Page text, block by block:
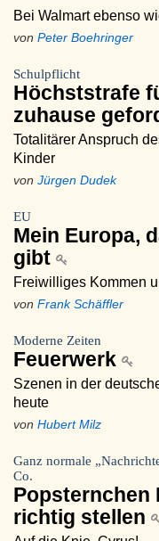
Bei Walmart ebenso
von Peter Boehringer
Schulpflicht
Höchststrafe
zuhause
Totalitärer Anspruch
Kinder
von Jürgen Dudek
EU
Mein Europa,
gibt
Freiwilliges Kommen
von Frank Schäffler
Moderne Zeiten
Feuerwerk
Szenen in der
heute
von Hubert Milz
Ganz normale
Co.
Popsternchen
richtig stellen